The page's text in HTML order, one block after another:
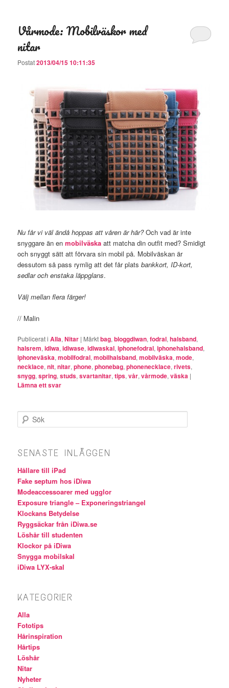
Vårmode: Mobilväskor med
nitar
Postat2013/04/15 10:11:35
Nu får vi väl ändå hoppas att våren är här?Och vad är inte
snyggare än enmobilväska att matcha din outfit med? Smidigt
och snyggt sätt att förvara sin mobil på. Mobilväskan är
dessutom så pass rymlig att det får platsbankkort, ID-kort,
sedlar och enstaka läppglans.
Välj mellan flera färger!
// Malin
Publicerat i Alla,Nitar | Märktbag,bloggdiwan,fodral,halsband,
halsrem,idiwa,idiwase,idiwaskal,iphonefodral,iphonehalsband,
iphoneväska,mobilfodral,mobilhalsband,mobilväska,mode,
necklace,nit,nitar,phone,phonebag,phonenecklace,rivets,
snygg,spring,studs,svartanitar,tips,vår,vårmode,väska |
Lämna ett svar
Sök
SENASTE INLÄGGEN
Hållare till iPad
Fake septum hos iDiwa
Modeaccessoarer med ugglor
Exposure triangle – Exponeringstriangel
Klockans Betydelse
Ryggsäckar från iDiwa.se
Löshår till studenten
Klockor på iDiwa
Snygga mobilskal
iDiwa LYX-skal
KATEGORIER
Alla
Fototips
Hårinspiration
Hårtips
Löshår
Nitar
Nyheter